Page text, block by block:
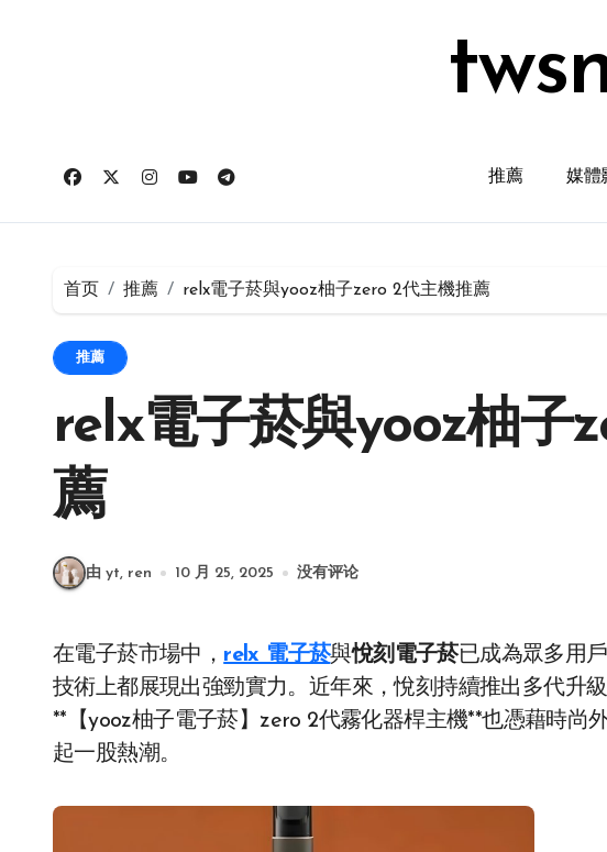
推薦 媒體
首页 推薦 relx電子菸與yooz柚子zero 2代主機推薦
推薦
relx電子菸與yooz柚子
薦
由 yt, ren 10 月 25, 2025 没有评论
在電子菸市場中， relx 電子菸與悅刻電子菸已成為眾多用
技術上都展現出強勁實力。近年來，悅刻持續推出多代升
**【yooz柚子電子菸】zero 2代霧化器桿主機**也憑藉時尚
起一股熱潮。